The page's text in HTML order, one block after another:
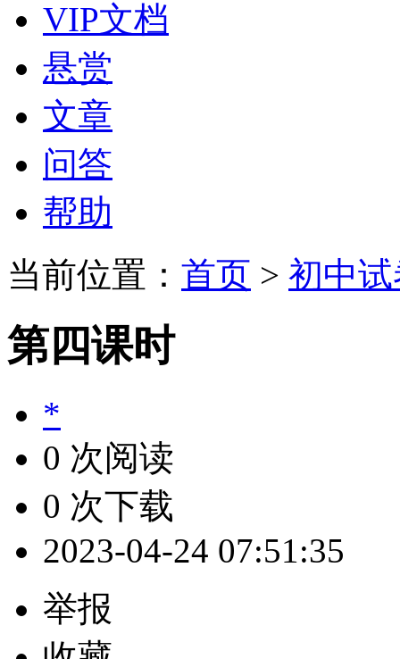
VIP文档
悬赏
文章
问答
帮助
当前位置： 首页 > 初中
第四课时
*
0 次阅读
0 次下载
2023-04-24 07:51:35
举报